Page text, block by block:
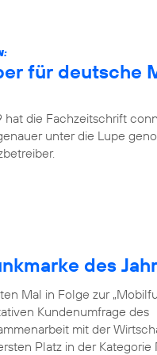
für deutsche
die Fachzeitschrift
unter die Lupe
des
Mal in Folge zur
Kundenumfrage des
mit der
Platz in der Kategorie